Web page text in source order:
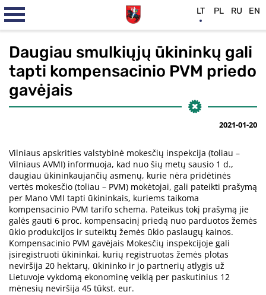
Daugiau smulkiųjų ūkininkų gali
tapti kompensacinio PVM priedo
gavėjais
2021-01-20
Vilniaus apskrities valstybinė mokesčių inspekcija (toliau –
Vilniaus AVMI) informuoja, kad nuo šių metų sausio 1 d.,
daugiau ūkininkaujančių asmenų, kurie nėra pridėtinės
vertės mokesčio (toliau – PVM) mokėtojai, gali pateikti prašymą
per Mano VMI tapti ūkininkais, kuriems taikoma
kompensacinio PVM tarifo schema. Pateikus tokį prašymą jie
galės gauti 6 proc. kompensacinį priedą nuo parduotos žemės
ūkio produkcijos ir suteiktų žemės ūkio paslaugų kainos.
Kompensacinio PVM gavėjais Mokesčių inspekcijoje gali
įsiregistruoti ūkininkai, kurių registruotas žemės plotas
neviršija 20 hektarų, ūkininko ir jo partnerių atlygis už
Lietuvoje vykdomą ekonominę veiklą per paskutinius 12
mėnesių neviršija 45 tūkst. eur.
LT PL RU EN